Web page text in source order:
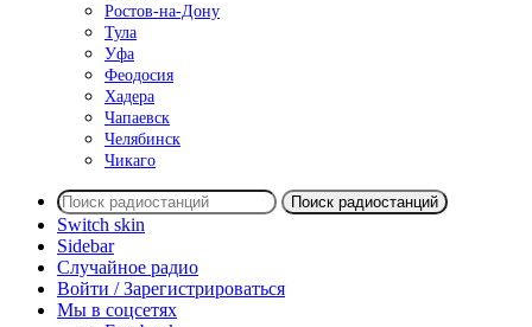
Ростов-на-Дону
Тула
Уфа
Феодосия
Хадера
Чапаевск
Челябинск
Чикаго
Поиск радиостанций
Switch skin
Sidebar
Случайное радио
Войти / Зарегистрироваться
Мы в соцсетях